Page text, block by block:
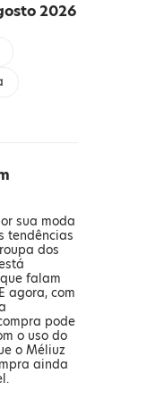
2026
sua moda
tendências
dos
falam
agora, com
pode
o uso do
o Méliuz
ainda